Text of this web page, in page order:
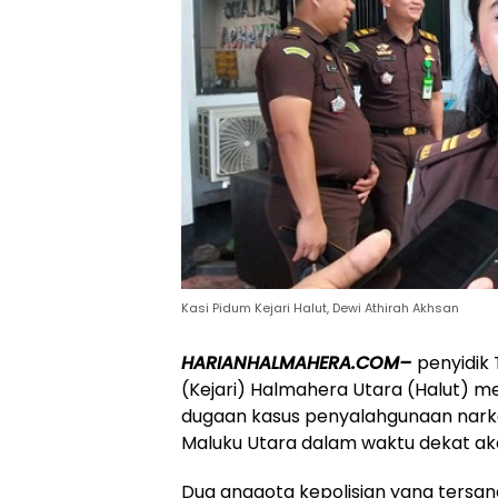
Kasi Pidum Kejari Halut, Dewi Athirah Akhsan
HARIANHALMAHERA.COM– penyidik
(Kejari) Halmahera Utara (Halut)
dugaan kasus penyalahgunaan
Maluku Utara dalam waktu dekat
Dua anggota kepolisian yang